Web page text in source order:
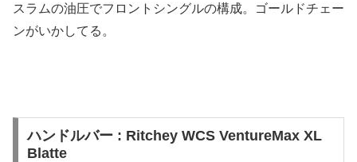
スラムの油圧でフロントシングルの構成。ゴールドチェー
ンがいかしてる。
ハンドルバー : Ritchey WCS VentureMax XL
Blatte